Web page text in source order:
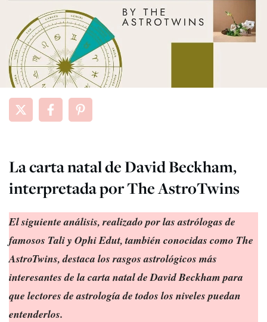
La carta natal de David Beckham,
interpretada por The AstroTwins
El siguiente análisis, realizado por las astrólogas de
famosos Tali y Ophi Edut, también conocidas como The
AstroTwins, destaca los rasgos astrológicos más
interesantes de la carta natal de David Beckham para
que lectores de astrología de todos los niveles puedan
entenderlos.